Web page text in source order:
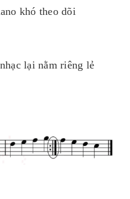
khó theo dõi
lại nằm riêng lẻ